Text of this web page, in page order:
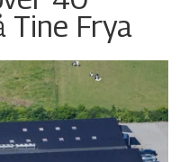
Tine Frya